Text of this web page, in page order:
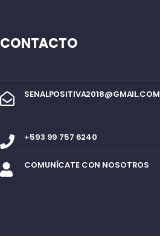
CONTACTO
SENALPOSITIVA2018@GMAIL.COM
+593 99 757 6240
COMUNÍCATE CON NOSOTROS